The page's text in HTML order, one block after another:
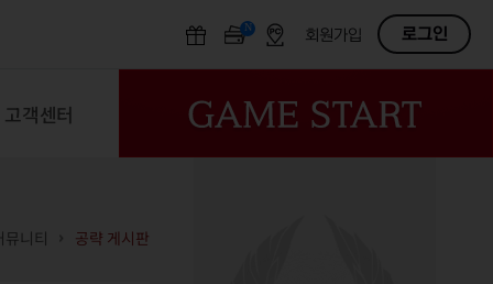
N OFF회원가입 로그인
고객센터
뮤니티 공략 게시판